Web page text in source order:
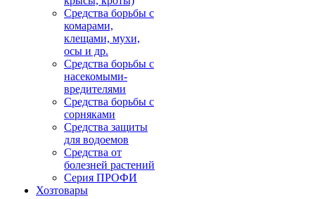
Средства борьбы с
комарами,
клещами, мухи,
осы и др.
Средства борьбы с
насекомыми-
вредителями
Средства борьбы с
сорняками
Средства защиты
для водоемов
Средства от
болезней растений
Серия ПРОФИ
Хозтовары